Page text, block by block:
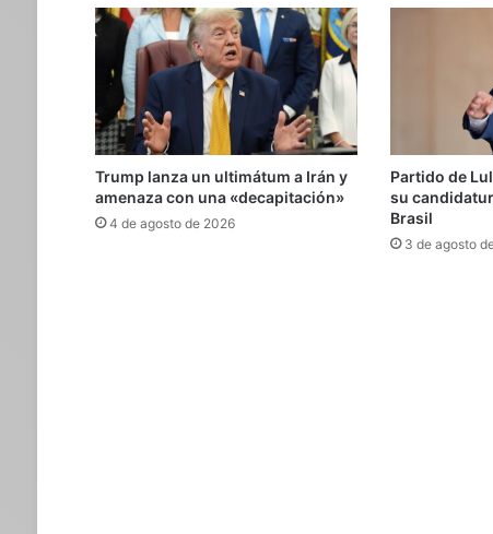
Trump lanza un ultimátum a Irán y
amenaza con una «decapitación»
4 de agosto de 2026
Partido de
su
Brasil
3 de agosto